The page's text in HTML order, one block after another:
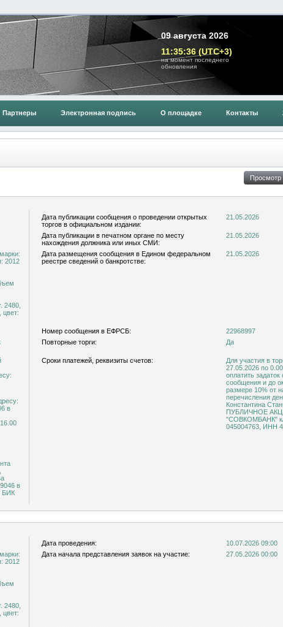
09 августа 2026
11:35:36 (UTC+3)
на момент последнего
обновления
Партнеры Электронная подпись О площадке Контакты
Дата публикации сообщения о проведении открытых
торгов в официальном издании:
21.05.2026
Дата публикации в печатном органе по месту
нахождения должника или иных СМИ:
21.05.2026
2012
2480,
цвет:
Дата размещения сообщения в Едином федеральном
реестре сведений о банкротстве:
21.05.2026
Номер сообщения в ЕФРСБ:
22968997
Повторные торги: Да
Сроки платежей, реквизиты счетов:
Для участия в
27.05.2026 по
оплатить
сообщения и до
размере 10% от
перечисления
Константина
ПУБЛИЧНОЕ
"СОВКОМБАНК" к/
045004763, ИНН
в
в
БИК
Дата проведения:
10.07.2026 09:00
2012
2480,
цвет:
Дата начала представления заявок на участие: 27.05.2026 00:00